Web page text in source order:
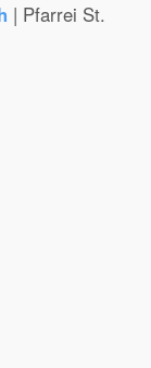
| Pfarrei St.